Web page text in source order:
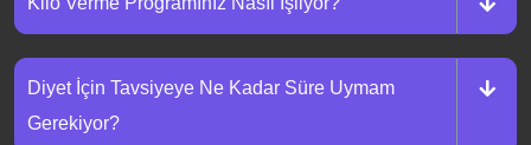
Diyet İçin Tavsiyeye Ne Kadar Süre Uymam
Gerekiyor?